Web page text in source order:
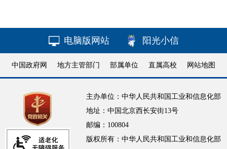
电脑版网站 阳光小信
中国政府网 地方主管部门 部属单位 直属高校 网站地图
主办单位：中华人民共和国工业和信息化部
地址：中国北京西长安街13号
邮编：100804
版权所有：中华人民共和国工业和信息化部